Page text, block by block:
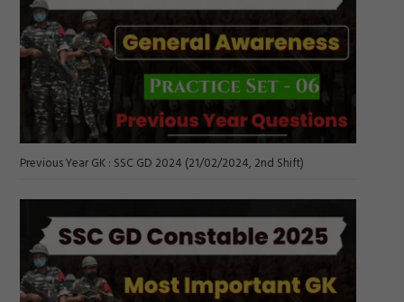
Previous Year GK : SSC GD 2024 (21/02/2024, 2nd Shift)